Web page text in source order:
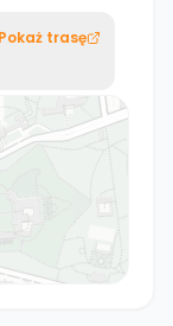
Pokaż trasę